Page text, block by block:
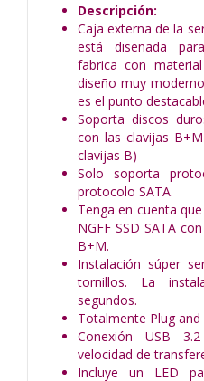
Descripción:
Caja externa de la
está diseñada
fabrica con
diseño muy
es el punto
Soporta discos
con las clavijas
clavijas B)
Solo soporta
protocolo SATA.
Tenga en cuenta
NGFF SSD SATA
B+M.
Instalación súper
tornillos. La
segundos.
Totalmente Plug and
Conexión USB
velocidad de
Incluye un LED